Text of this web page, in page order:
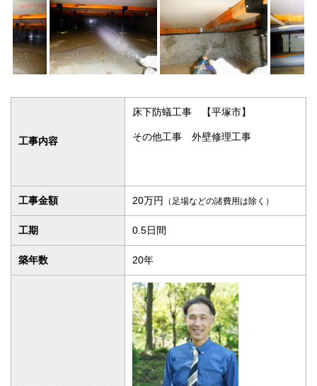
工事内容
床下防蟻工事 【平塚市】
その他工事 外壁修理工事
工事金額 20万円 （足場などの諸費用は除く）
工期 0.5日間
築年数 20年